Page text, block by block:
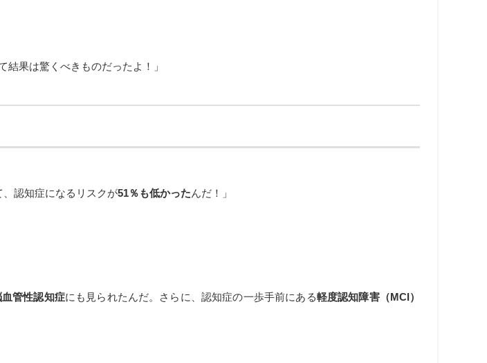
結果は驚くべきものだったよ！」
認知症になるリスクが51％も低かったんだ！」
血管性認知症にも見られたんだ。さらに、認知症の一歩手前にある軽度認知障害（MCI）